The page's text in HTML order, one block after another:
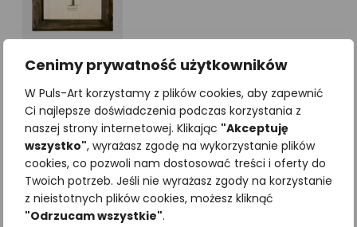
Cenimy prywatność użytkowników
W Puls-Art korzystamy z plików cookies, aby zapewnić
Ci najlepsze doświadczenia podczas korzystania z
naszej strony internetowej. Klikając "Akceptuję
wszystko", wyrażasz zgodę na wykorzystanie plików
cookies, co pozwoli nam dostosować treści i oferty do
Twoich potrzeb. Jeśli nie wyrażasz zgody na korzystanie
z nieistotnych plików cookies, możesz kliknąć
"Odrzucam wszystkie".
Galeria drzew na
pospolita
307,50zł z VAT
Dodaj do koszyka